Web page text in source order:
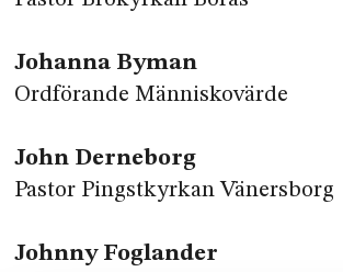
Johanna Byman
Ordförande Människovärde
John Derneborg
Pastor Pingstkyrkan Vänersborg
Johnny Foglander